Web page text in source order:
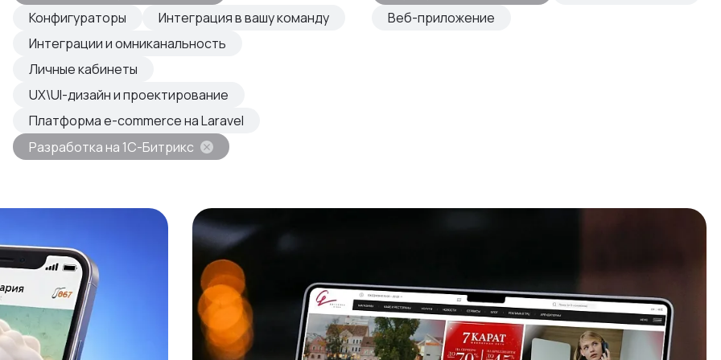
Конфигураторы
Интеграция в вашу команду
Интеграции и омниканальность
Личные кабинеты
UX\UI-дизайн и проектирование
Платформа e-commerce на Laravel
Разработка на 1С-Битрикс
Веб-приложение